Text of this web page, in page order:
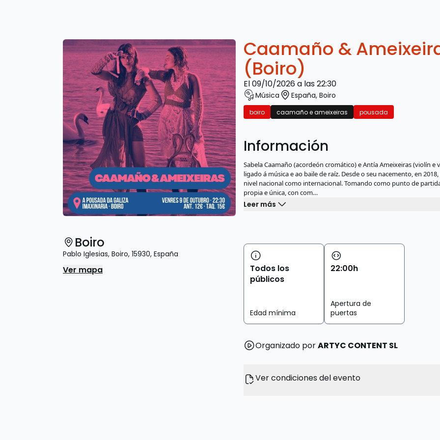
Boiro
Pablo Iglesias, Boiro, 15930, España
Ver mapa
Caamaño &
(Boiro)
el 09/10/2026 a las 22:30
Música España, Boiro
boiro caamaño e ameixeiras pousada
Información
Sabela Caamaño (acordeón cromático) e Antía Ameixeiras (violín
ligado á música e ao baile de raíz. Desde o seu nacemento, en
nivel nacional como internacional. Tomando como punto de
propia e única, con com…
Leer más
Todos los
públicos
Edad mínima
22:00h
Apertura de
puertas
Organizado porARTYC CONTENT SL
Ver condiciones del evento